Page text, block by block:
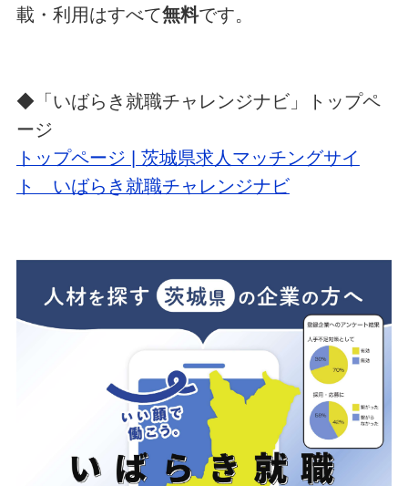
載・利用はすべて無料です。
◆「いばらき就職チャレンジナビ」トップペ
ージ
トップページ | 茨城県求人マッチングサイ
ト いばらき就職チャレンジナビ